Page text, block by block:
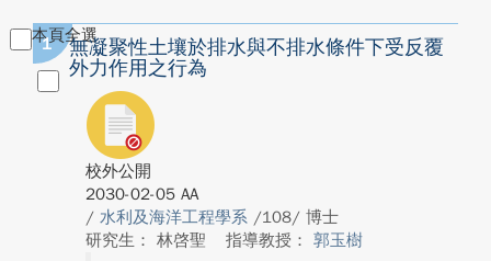
本頁全選
1
無凝聚性土壤於排水與不排水條件下受反覆
外力作用之行為
校外公開
2030-02-05 AA
/ 水利及海洋工程學系 /108/ 博士
研究生： 林啓聖
指導教授： 郭玉樹